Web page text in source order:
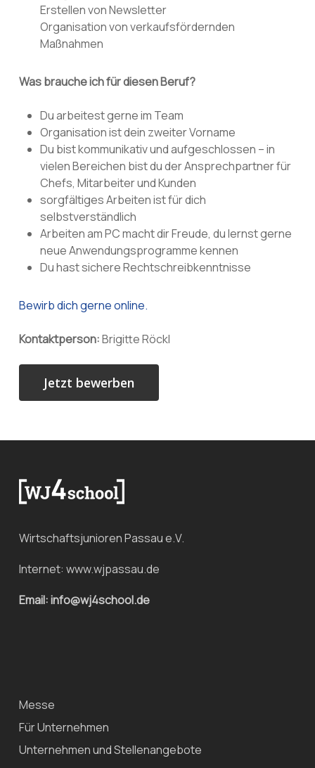
Erstellen von Newsletter
Organisation von verkaufsfördernden
Maßnahmen
Was brauche ich für diesen Beruf?
Du arbeitest gerne im Team
Organisation ist dein zweiter Vorname
Du bist kommunikativ und aufgeschlossen – in
vielen Bereichen bist du der Ansprechpartner für
Chefs, Mitarbeiter und Kunden
sorgfältiges Arbeiten ist für dich
selbstverständlich
Arbeiten am PC macht dir Freude, du lernst gerne
neue Anwendungsprogramme kennen
Du hast sichere Rechtschreibkenntnisse
Bewirb dich gerne online.
Kontaktperson:Brigitte Röckl
Wirtschaftsjunioren Passau e.V.
Internet: www.wjpassau.de
Email: info@wj4school.de
Messe
Für Unternehmen
Unternehmen und Stellenangebote